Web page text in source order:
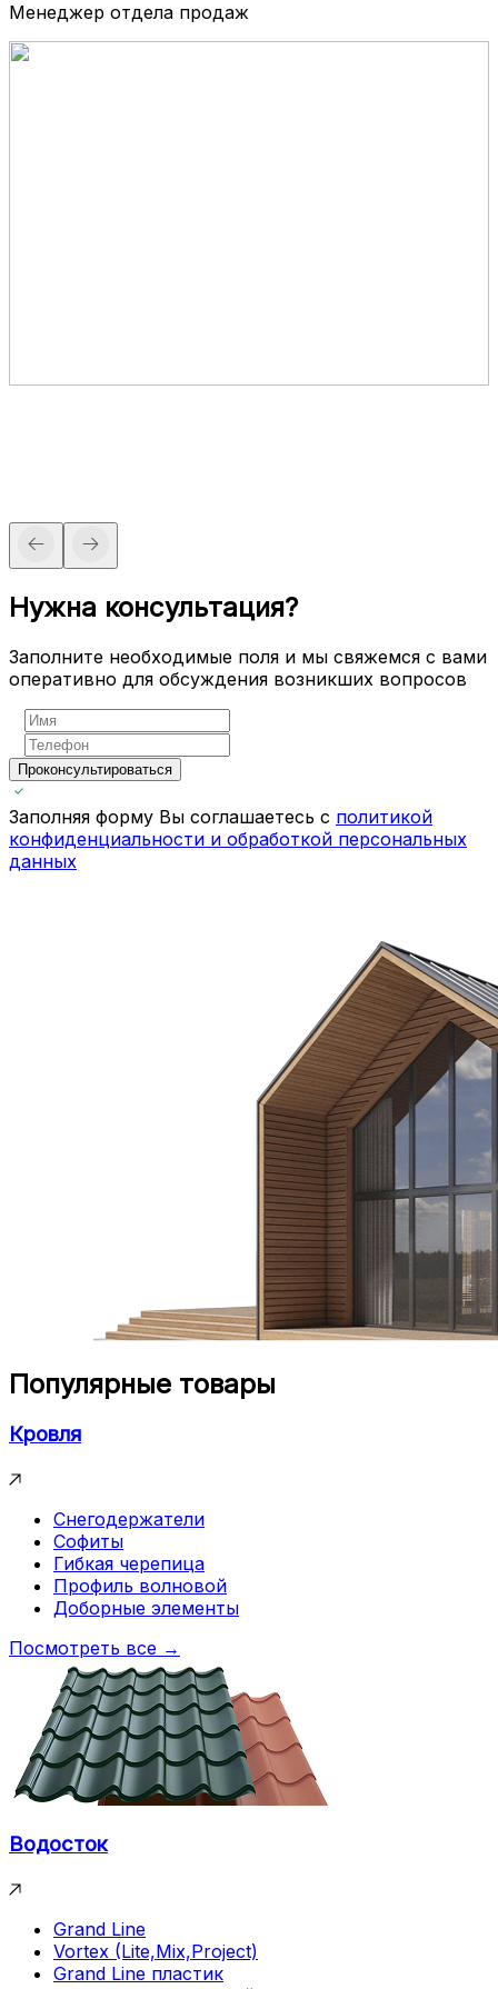
Менеджер отдела продаж
Нужна консультация?
Заполните необходимые поля и мы свяжемся с вами
оперативно для обсуждения возникших вопросов
Проконсультироваться
Заполняя форму Вы соглашаетесь с политикой
конфиденциальности и обработкой персональных
данных
Популярные товары
Кровля
Снегодержатели
Софиты
Гибкая черепица
Профиль волновой
Доборные элементы
Посмотреть все →
Водосток
Grand Line
Vortex (Lite,Mix,Project)
Grand Line пластик